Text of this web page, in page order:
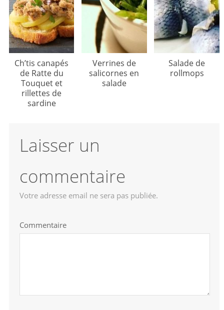
Ch’tis canapés
de Ratte du
Touquet et
rillettes de
sardine
Verrines de
salicornes en
salade
Salade de
rollmops
Laisser un
commentaire
Votre adresse email ne sera pas publiée.
Commentaire